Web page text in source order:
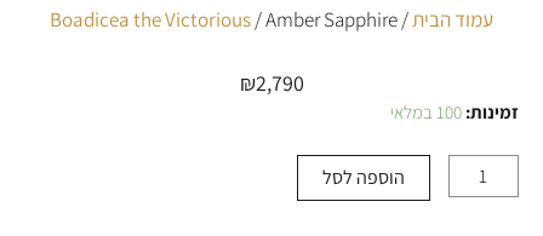
עמוד הבית/
Boadicea the Victorious/ Amber Sapphire
₪2,790
זמינות:100 במלאי
כמות
Amber
Sapphire
הוספה לסל